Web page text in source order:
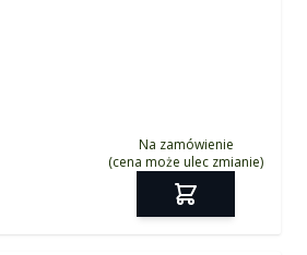
Na zamówienie
(cena może ulec zmianie)